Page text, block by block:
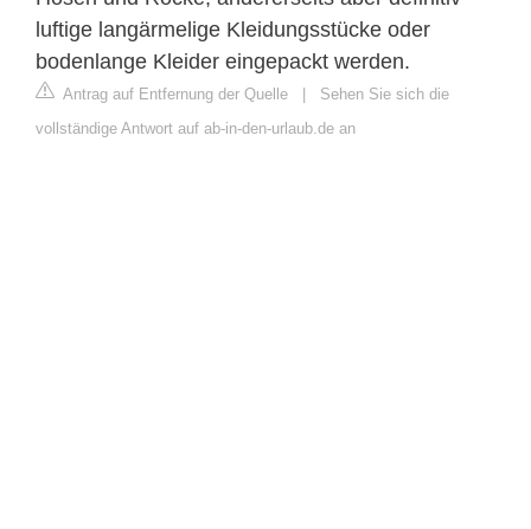
luftige langärmelige Kleidungsstücke oder
bodenlange Kleider eingepackt werden.
Antrag auf Entfernung der Quelle | Sehen Sie sich die
vollständige Antwort auf ab-in-den-urlaub.de an